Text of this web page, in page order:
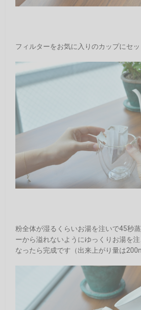
フィルターをお気に入りのカップにセッ
粉全体が湿るくらいお湯を注いで45秒
ーから溢れないようにゆっくりお湯を
なったら完成です（出来上がり量は